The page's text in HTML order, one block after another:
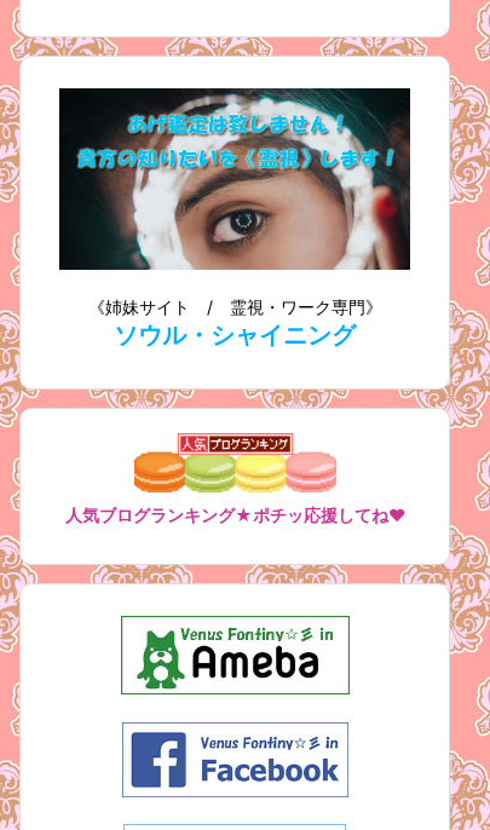
《姉妹サイト / 霊視・ワーク専門》
ソウル・シャイニング
人気ブログランキング★ポチッ応援してね♥